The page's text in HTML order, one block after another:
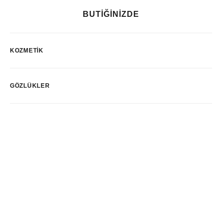
BUTİĞİNİZDE
KOZMETIK
GÖZLÜKLER